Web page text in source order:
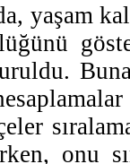
yaşam
onu